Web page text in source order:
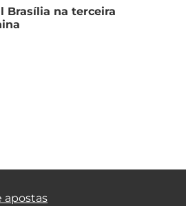
Brasília na terceira
apostas